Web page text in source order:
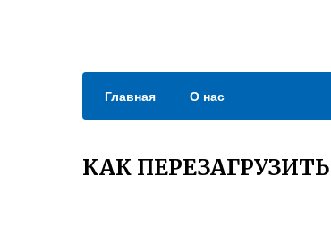
Главная О нас
КАК